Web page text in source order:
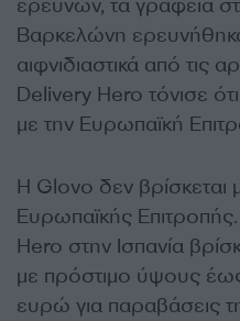
ερευνών, τα γραφεία
Βαρκελώνη
αιφνιδιαστικά από τις
Delivery Hero τόνισε
με την Ευρωπαϊκή
Η Glovo δεν
Ευρωπαϊκής
Hero στην Ισπανία
με πρόστιμο ύψους
ευρώ για παραβάσεις